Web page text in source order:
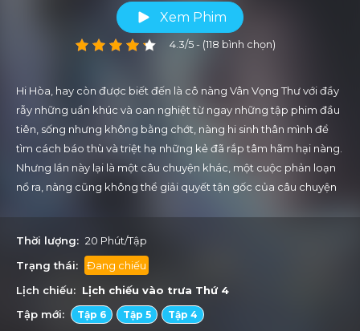
Xem Phim
4.3/5 - (118 bình chọn)
Hi Hòa, hay còn được biết đến là cô nàng Vân Vọng Thư với đầy
rẫy những uẩn khúc và oan nghiệt từ ngay những tập phim đầu
tiên, sống nhưng không bằng chớt, nàng hi sinh thân mình để
tìm cách báo thù và triệt hạ những kẻ đã rắp tâm hãm hại nàng.
Nhưng lần này lại là một câu chuyện khác, một cuộc phản loạn
nổ ra, nàng cũng không thể giải quyết tận gốc của câu chuyện
Thần Kiếm Đồ Ma, một báu vật tuy giải quyết được những
nguồn gốc của hiểm họa những cũng sẵn sàng tạo ra những
cuộc chiến vô cùng khốc liệt.
Thời lượng: 20 Phút/Tập
Trạng thái:
Đang chiếu
Lịch chiếu: Lịch chiếu vào trưa Thứ 4
Tập mới:
Tập 6 Tập 5 Tập 4